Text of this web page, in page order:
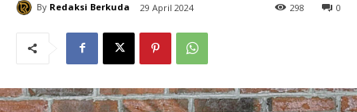
By Redaksi Berkuda 29 April 2024 0
298